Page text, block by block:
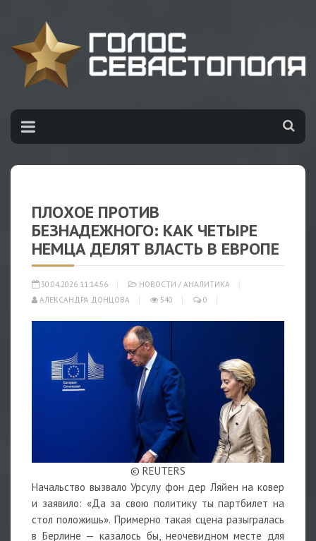
ПЛОХОЕ ПРОТИВ
БЕЗНАДЕЖНОГО: КАК ЧЕТЫРЕ
НЕМЦА ДЕЛЯТ ВЛАСТЬ В ЕВРОПЕ
30.04.2026 11:14:56 НОВОСТИ / АНАЛИТИКА
АЛЕКСАНДРА ДОНЦОВА
540 0
© REUTERS
Начальство вызвало Урсулу фон дер Ляйен на ковер
и заявило: «Да за свою политику ты партбилет на
стол положишь». Примерно такая сцена разыгралась
в Берлине — казалось бы, неочевидном месте для